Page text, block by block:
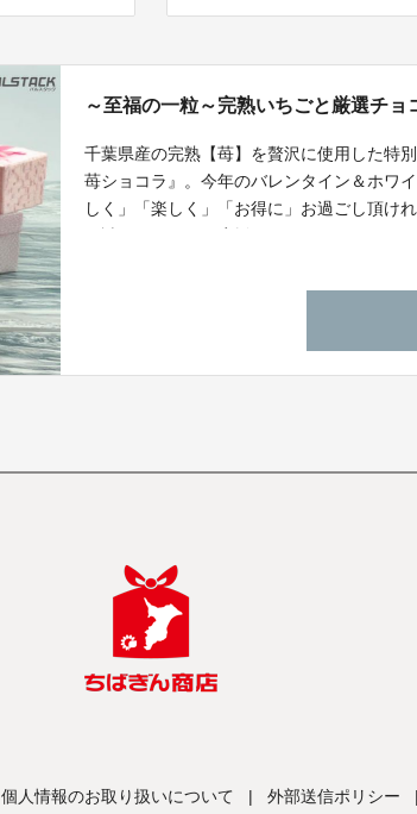
～至福の一粒～完熟いちごと厳選チ
千葉県産の完熟【苺】を贅沢に使用した特
苺ショコラ』。今年のバレンタイン＆ホワ
しく」「楽しく」「お得に」お過ごし頂け
個人情報のお取り扱いについて | 外部送信ポリシー